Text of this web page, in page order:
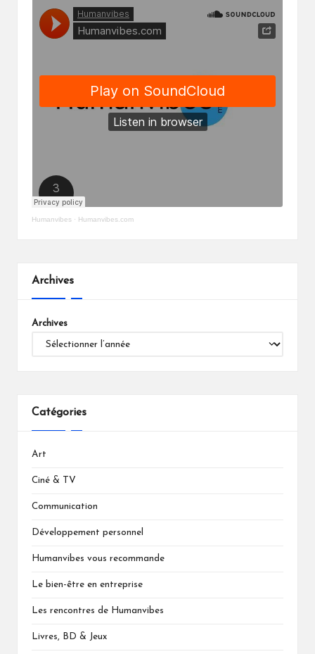
Humanvibes · Humanvibes.com
Archives
Archives
Catégories
Art
Ciné & TV
Communication
Développement personnel
Humanvibes vous recommande
Le bien-être en entreprise
Les rencontres de Humanvibes
Livres, BD & Jeux